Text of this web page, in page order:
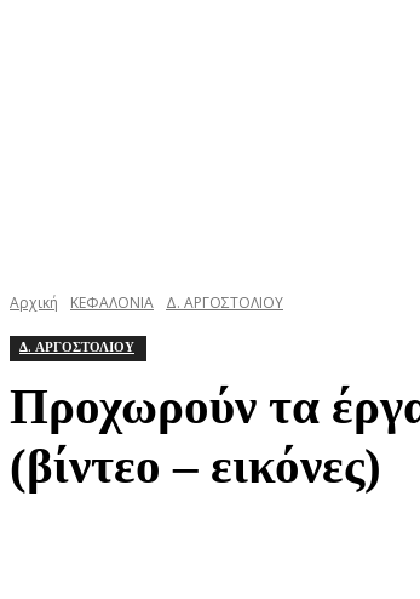
Αρχική ΚΕΦΑΛΟΝΙΑ Δ. ΑΡΓΟΣΤΟΛΙΟΥ
Δ. ΑΡΓΟΣΤΟΛΙΟΥ
Προχωρούν τα
(βίντεο – εικόνες)